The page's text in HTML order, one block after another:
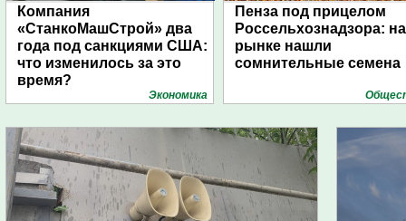
Компания
«СтанкоМашСтрой» два
года под санкциями США:
что изменилось за это
время?
Экономика
Пенза под прицелом
Россельхознадзора: на
рынке нашли
сомнительные семена